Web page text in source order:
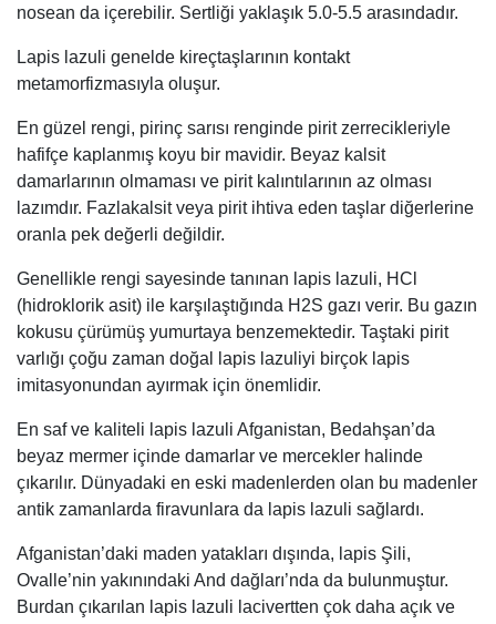
nosean da içerebilir. Sertliği yaklaşık 5.0-5.5 arasındadır.
Lapis lazuli genelde kireçtaşlarının kontakt
metamorfizmasıyla oluşur.
En güzel rengi, pirinç sarısı renginde pirit zerrecikleriyle
hafifçe kaplanmış koyu bir mavidir. Beyaz kalsit
damarlarının olmaması ve pirit kalıntılarının az olması
lazımdır. Fazlakalsit veya pirit ihtiva eden taşlar diğerlerine
oranla pek değerli değildir.
Genellikle rengi sayesinde tanınan lapis lazuli, HCl
(hidroklorik asit) ile karşılaştığında H2S gazı verir. Bu gazın
kokusu çürümüş yumurtaya benzemektedir. Taştaki pirit
varlığı çoğu zaman doğal lapis lazuliyi birçok lapis
imitasyonundan ayırmak için önemlidir.
En saf ve kaliteli lapis lazuli Afganistan, Bedahşan’da
beyaz mermer içinde damarlar ve mercekler halinde
çıkarılır. Dünyadaki en eski madenlerden olan bu madenler
antik zamanlarda firavunlara da lapis lazuli sağlardı.
Afganistan’daki maden yatakları dışında, lapis Şili,
Ovalle’nin yakınındaki And dağları’nda da bulunmuştur.
Burdan çıkarılan lapis lazuli lacivertten çok daha açık ve